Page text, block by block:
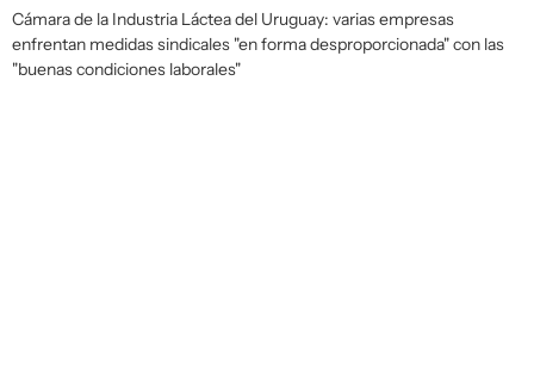
Cámara de la Industria Láctea del Uruguay: varias empresas
enfrentan medidas sindicales "en forma desproporcionada" con las
"buenas condiciones laborales"